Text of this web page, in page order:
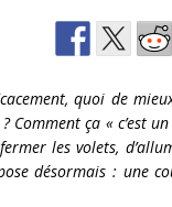
quoi de
Comment ça « c’est
les volets,
désormais : une